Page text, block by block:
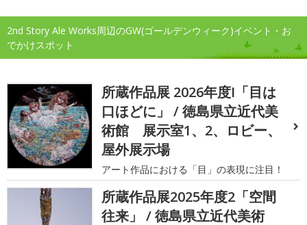
2nd Story Ale Works周辺のGW(ゴールデンウィーク)イベント・お
でかけスポット
所蔵作品展 2026年度I「目は
口ほどに」 / 徳島県立近代美
術館 展示室1、2、ロビー、
屋外展示場
アート作品における「目」の表現に注目！
所蔵作品展2025年度2「空間
往来」 / 徳島県立近代美術